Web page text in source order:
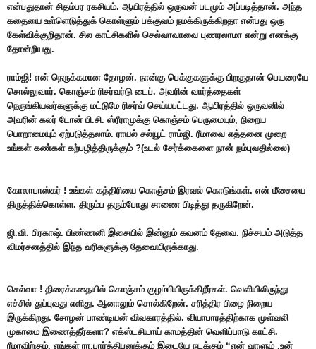
என்பதுதான் சிதம்பர ரகசியம். ஆயிரத்தில் ஒருவன் படமும் அப்படித்தான். அந்த
கதையை உள்ளெடுத்துக் கொள்ளும் பக்குவம் நமக்கிருக்கிறதா என்பது ஒரு
கேள்விக்குறிதான். சில காட்சிகளில் செல்வாவாவை புணரலாமா என்று எனக்கு
தோன்றியது.
ராம்ஜி! என் நெருக்கமான தோழன். நான்கு பெக்குகளுக்கு பிறகுதான் பெயரையே
சொல்லுவார். கொஞ்சம் ரிசர்வர்டு டைப். அவரின் வார்த்தைகள்
நெருங்கியவர்களுக்கு மட்டுமே ரிசர்வ் செய்யபட்டது. ஆயிரத்தில் ஒருவனில்
அவரின் கலர் டோன் பி.சி. ஸ்ரீராமுக்கு கொஞ்சம் பெருமையும், நிறைய
பொறாமையும் ஏற்படுத்தலாம். ராயல் சல்யூட் ராம்ஜி. ரீமாவை எத்தனை முறை
உங்கள் கண்கள் கற்பழித்திருக்கும் ?(உடல் சேர்க்கைளை நான் நம்புவதில்லை)
கோலாபாஸ்கர் ! உங்கள் கத்திரியை கொஞ்சம் இரவல் கொடுங்கள். என் மீசையை
திருத்திக்கொள்ள. திரும்ப தரும்போது சாணை பிடித்து தருகிறேன்.
ஜி.வி. பிரகாஷ். பிண்ணனி இசையில் இன்னும் கவனம் தேவை. நிச்சயம் அடுத்த
விமர்சனத்தில் இந்த வரிகளுக்கு தேவையிருக்காது.
செல்வா ! திரைக்கதையில் கொஞ்சம் குழம்பியிருக்கிறீர்கள். வெளியிலிருந்து
எச்சில் துப்புவது எளிது. ஆனாலும் சொல்கிறேன். சரித்திர பிழை நிறைய
இருக்கிறது. சோழன் பாண்டியன் விவகாரத்தில். வியாபாரத்திற்காக முள்வலி
முகாமை இணைத்தீர்களா? எக்ஸ்டசியாய் காமத்தின் வெளிப்பாடு காட்சி.
ரீமாவிற்கும், எங்கள் ரா.பார்த்திபனுக்கும் இடையே நடக்கும் “என் வாளும் ,உன்